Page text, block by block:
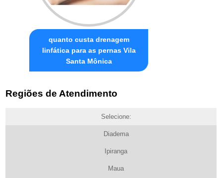
quanto custa drenagem
linfática para as pernas Vila
Santa Mônica
Regiões de Atendimento
Selecione:
Diadema
Ipiranga
Maua